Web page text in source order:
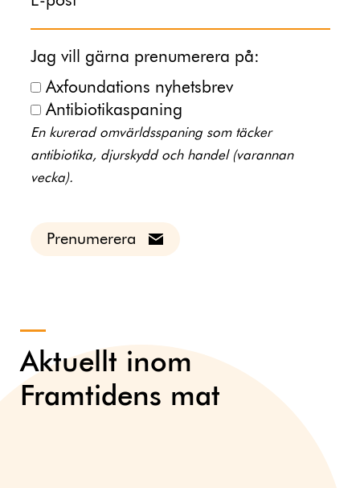
Jag vill gärna prenumerera på:
Axfoundations nyhetsbrev
Antibiotikaspaning
En kurerad omvärldsspaning som täcker
antibiotika, djurskydd och handel (varannan
vecka).
Prenumerera
Aktuellt inom
Framtidens mat